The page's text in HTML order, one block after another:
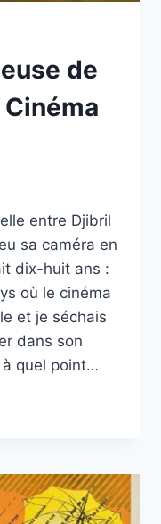
de
entre Djibril
sa caméra en
dix-huit ans :
où le cinéma
et je séchais
dans son
à quel point…